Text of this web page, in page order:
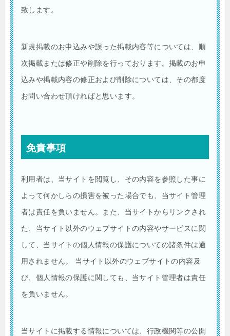
致します。
新規掲載のお申込みや誤った掲載内容等については、順
次掲載または修正や削除を行っております。掲載のお申
込みや掲載内容の修正および削除については、その都度
お問い合わせ頂ければと思います。
免責事項
利用者は、当サイトを閲覧し、その内容を参照した事に
よって何かしらの損害を被った場合でも、当サイト管理
者は責任を負いません。また、当サイトからリンクされ
た、当サイト以外のウェブサイトの内容やサービスに関
して、当サイトの個人情報の保護についての諸条件は適
用されません。 当サイト以外のウェブサイトの内容及
び、個人情報の保護に関しても、当サイト管理者は責任
を負いません。
当サイトに掲載する情報については、行政機関等の公開